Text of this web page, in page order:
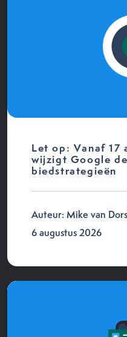
Let op: Vanaf 17
wijzigt Google
biedstrategieën
Auteur: Mike van
6 augustus 2026